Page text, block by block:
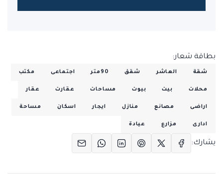
بطاقة شعار:
شقة العاشر شقق 90متر اجتماعى مكتب
محلات بيت بيوت مساحات عقارت عقار
اراضى مصانع منازل ايجار اسكان مساحة
ادارى مزارع عيادة
يشارك: